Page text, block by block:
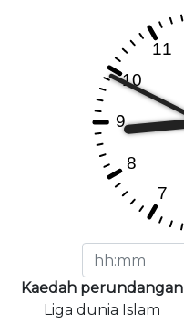
Kaedah perundangan
Liga dunia Islam